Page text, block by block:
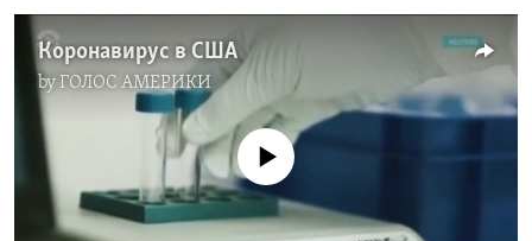
Коронавирус в США
byГОЛОС АМЕРИКИ
No media source currently available